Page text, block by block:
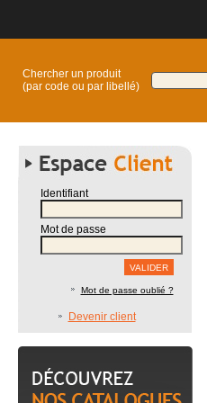
Chercher un produit
(par code ou par libellé)
Identifiant
Mot de passe
Mot de passe oublié ?
Devenir client